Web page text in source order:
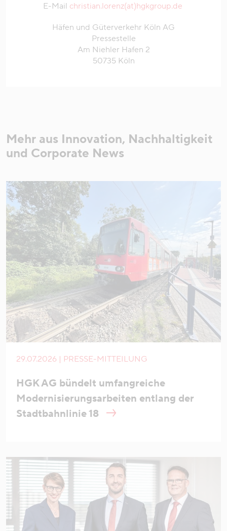
E-Mail christian.lorenz(at)hgkgroup.de
Häfen und Güterverkehr Köln AG
Pressestelle
Am Niehler Hafen 2
50735 Köln
Mehr aus Innovation, Nachhaltigkeit
und Corporate News
29.07.2026 | PRESSE-MITTEILUNG
HGK AG bündelt umfangreiche
Modernisierungsarbeiten entlang der
Stadtbahnlinie 18